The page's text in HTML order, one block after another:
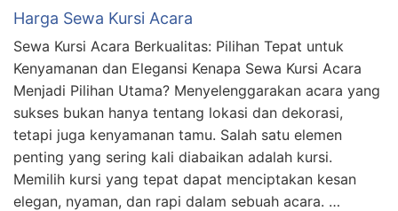
Harga Sewa Kursi Acara
Sewa Kursi Acara Berkualitas: Pilihan Tepat untuk
Kenyamanan dan Elegansi Kenapa Sewa Kursi Acara
Menjadi Pilihan Utama? Menyelenggarakan acara yang
sukses bukan hanya tentang lokasi dan dekorasi,
tetapi juga kenyamanan tamu. Salah satu elemen
penting yang sering kali diabaikan adalah kursi.
Memilih kursi yang tepat dapat menciptakan kesan
elegan, nyaman, dan rapi dalam sebuah acara. …